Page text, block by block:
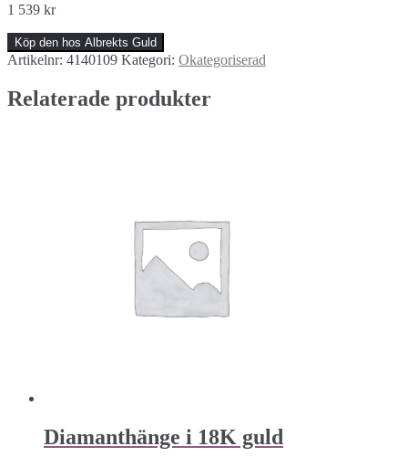
1 539 kr
Köp den hos Albrekts Guld
Artikelnr: 4140109 Kategori: Okategoriserad
Relaterade produkter
Diamanthänge i 18K guld